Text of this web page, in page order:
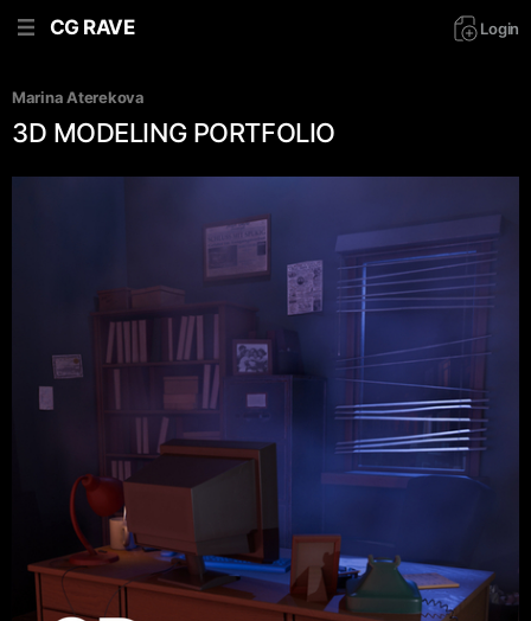
CG RAVE Login
Marina Aterekova
3D MODELING PORTFOLIO